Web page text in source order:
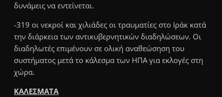
δυνάμεις να εντείνεται.
-319 οι νεκροί και χιλιάδες οι τραυματίες στο Ιράκ κατά
την διάρκεια των αντικυβερνητικών διαδηλώσεων. Οι
διαδηλωτές επιμένουν σε ολική αναθεώσηση του
συστήματος μετά το κάλεσμα των ΗΠΑ για εκλογές στη
χώρα.
ΚΑΛΕΣΜΑΤΑ